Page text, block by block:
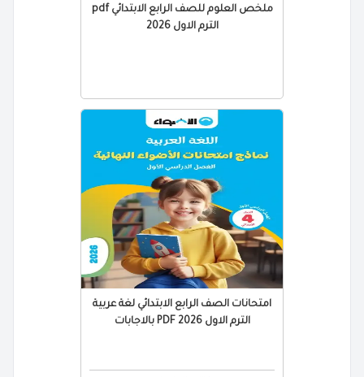
ملخص العلوم للصف الرابع الابتدائي pdf
الترم الاول 2026
امتحانات الصف الرابع الابتدائي لغة عربية
الترم الاول 2026 PDF بالاجابات